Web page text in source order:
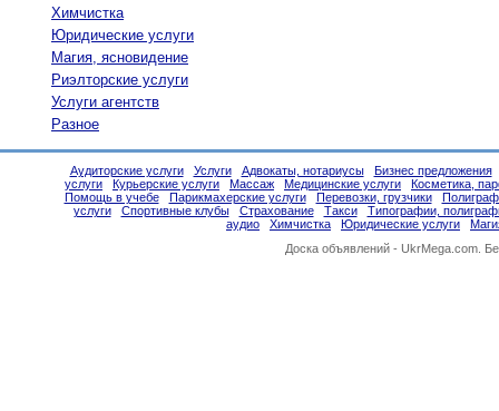
Химчистка
Юридические услуги
Магия, ясновидение
Риэлторские услуги
Услуги агентств
Разное
Аудиторские услуги Услуги Адвокаты, нотариусы
Бизнес предложения
услуги
Курьерские услуги Массаж Медицинские услуги
Косметика,
Помощь в учебе
Парикмахерские услуги Перевозки, грузчики
услуги
Спортивные клубы Страхование Такси
Типографии,
аудио
Химчистка Юридические услуги
Доска объявлений - UkrMega.com.